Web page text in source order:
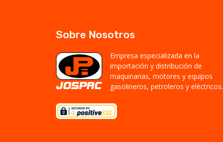
Sobre Nosotros
Empresa especializada en la
importación y distribución de
maquinarias, motores y equipos
gasolineros, petroleros y eléctricos.